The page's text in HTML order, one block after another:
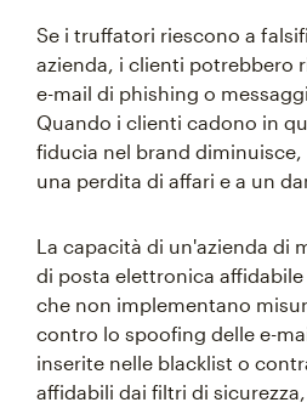
Se i truffatori riescono a
azienda, i clienti potrebbero
e-mail di phishing o
Quando i clienti cadono in
fiducia nel brand
una perdita di affari e a un
La capacità di un'azienda di
di posta elettronica
che non implementano
contro lo spoofing delle e-
inserite nelle blacklist o
affidabili dai filtri di